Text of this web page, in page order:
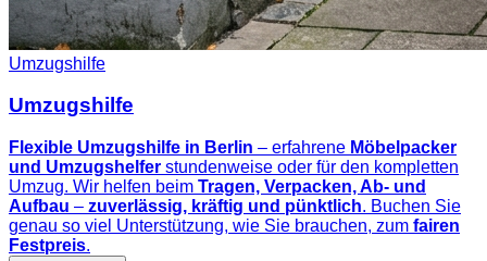
Umzugshilfe
Umzugshilfe
Flexible Umzugshilfe in Berlin – erfahrene Möbelpacker
und Umzugshelfer stundenweise oder für den kompletten
Umzug. Wir helfen beim Tragen, Verpacken, Ab- und
Aufbau – zuverlässig, kräftig und pünktlich. Buchen Sie
genau so viel Unterstützung, wie Sie brauchen, zum fairen
Festpreis.